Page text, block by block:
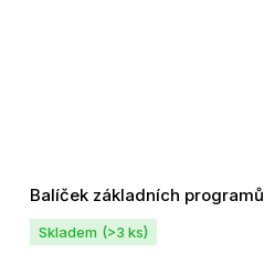
Balíček základních programů
Skladem (>3 ks)